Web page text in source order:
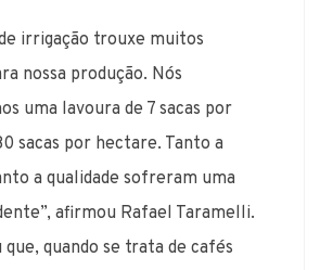
irrigação trouxe muitos
nossa produção. Nós
uma lavoura de 7 sacas por
sacas por hectare. Tanto a
a qualidade sofreram uma
afirmou Rafael Taramelli.
quando se trata de cafés